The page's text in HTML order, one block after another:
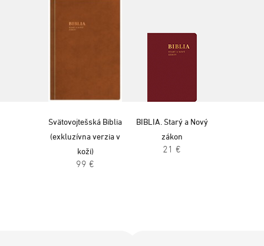
Svätovojtešská Biblia
(exkluzívna verzia v
koži)
99 €
BIBLIA. Starý a Nový
zákon
21 €